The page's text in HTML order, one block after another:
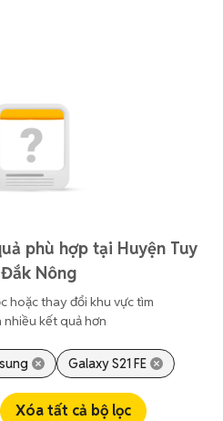
phù hợp tại Huyện Tuy
Nông
hoặc thay đổi khu vực tìm
nhiều kết quả hơn
Galaxy S21 FE
Xóa tất cả bộ lọc